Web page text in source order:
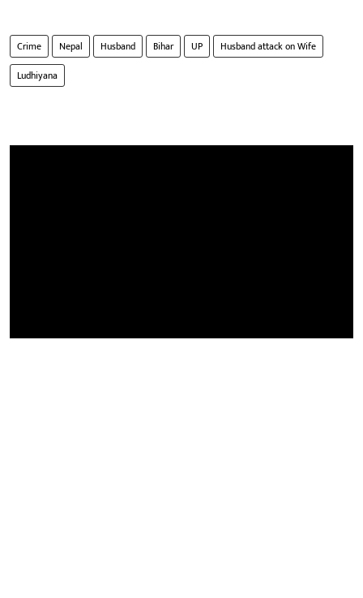
Crime Nepal Husband Bihar UP
Husband attack on Wife
Ludhiyana